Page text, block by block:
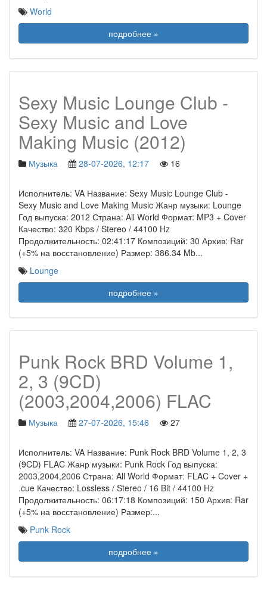
World
подробнее »
Sexy Music Lounge Club -
Sexy Music and Love
Making Music (2012)
Музыка 28-07-2026, 12:17 16
Исполнитель: VA Название: Sexy Music Lounge Club -
Sexy Music and Love Making Music Жанр музыки: Lounge
Год выпуска: 2012 Страна: All World Формат: MP3 + Cover
Качество: 320 Kbps / Stereo / 44100 Hz
Продолжительность: 02:41:17 Композиций: 30 Архив: Rar
(+5% на восстановление) Размер: 386.34 Mb...
Lounge
подробнее »
Punk Rock BRD Volume 1,
2, 3 (9CD)
(2003,2004,2006) FLAC
Музыка 27-07-2026, 15:46 27
Исполнитель: VA Название: Punk Rock BRD Volume 1, 2, 3
(9CD) FLAC Жанр музыки: Punk Rock Год выпуска:
2003,2004,2006 Страна: All World Формат: FLAC + Cover +
.cue Качество: Lossless / Stereo / 16 Bit / 44100 Hz
Продолжительность: 06:17:18 Композиций: 150 Архив: Rar
(+5% на восстановление) Размер:...
Punk Rock
подробнее »